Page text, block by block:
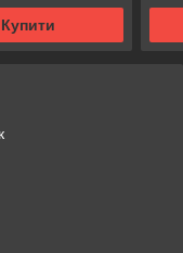
Купити